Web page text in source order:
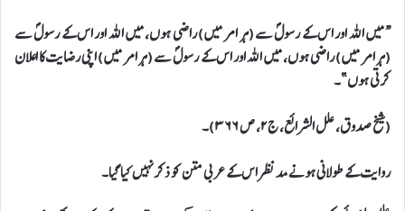
“میں اللہ اور اس کے رسولؐ سے (ہر امر میں) راضی ہوں، میں اللہ اور اس کے رسولؐ سے
(ہر امر میں) راضی ہوں، میں اللہ اور اس کے رسولؐ سے (ہر امر میں) اپنی رضایت کا اعلان
کرتی ہوں”۔
(شیخ صدوق، علل الشرائع، ج٢، ص ٣٦٦)۔
روایت کے طولانی ہونے مد نظر اس کے عربی متن کو ذکر نہیں کیا گیا۔